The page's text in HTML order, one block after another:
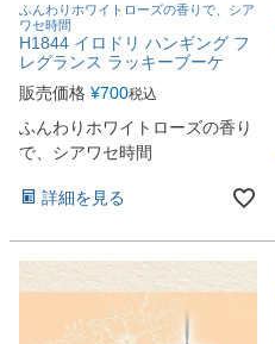
ふんわりホワイトローズの香りで、シア
ワセ時間
H1844 イロドリ ハンギング フ
レグランス ラッキーブーケ
販売価格 ¥700税込
ふんわりホワイトローズの香り
で、シアワセ時間
詳細を見る